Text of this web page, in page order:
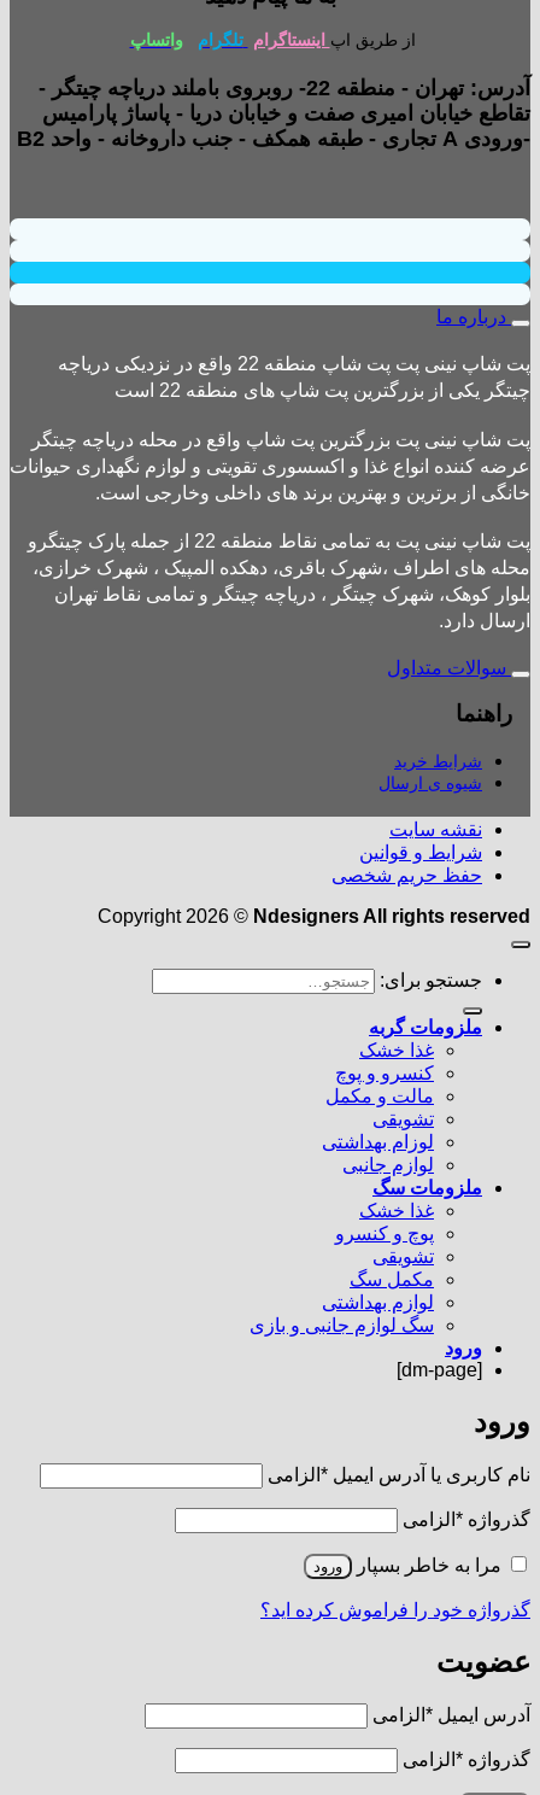
از طریق اپ اینستاگرام تلگرام واتساپ
آدرس: تهران - منطقه 22- روبروی باملند دریاچه چیتگر -
تقاطع خیابان امیری صفت و خیابان دریا - پاساژ پارامیس
-ورودی A تجاری - طبقه همکف - جنب داروخانه - واحد B2
درباره ما
پت شاپ نینی پت پت شاپ منطقه 22 واقع در نزدیکی دریاچه
چیتگر یکی از بزرگترین پت شاپ های منطقه 22 است
پت شاپ نینی پت بزرگترین پت شاپ واقع در محله دریاچه چیتگر
عرضه کننده انواع غذا و اکسسوری تقویتی و لوازم نگهداری حیوانات
خانگی از برترین و بهترین برند های داخلی وخارجی است.
پت شاپ نینی پت به تمامی نقاط منطقه 22 از جمله پارک چیتگرو
محله های اطراف ،شهرک باقری، دهکده المپیک ، شهرک خرازی،
بلوار کوهک، شهرک چیتگر ، دریاچه چیتگر و تمامی نقاط تهران
ارسال دارد.
سوالات متداول
راهنما
شرایط خرید
شیوه ی ارسال
نقشه سایت
شرایط و قوانین
حفظ حریم شخصی
Copyright 2026 © Ndesigners All rights reserved
جستجو برای:
ملزومات گربه
غذا خشک
کنسرو و پوچ
مالت و مکمل
تشویقی
لوزام بهداشتی
لوازم جانبی
ملزومات سگ
غذا خشک
پوچ و کنسرو
تشویقی
مکمل سگ
لوازم بهداشتی
سگ لوازم جانبی و بازی
ورود
[dm-page]
ورود
نام کاربری یا آدرس ایمیل * الزامی
گذرواژه * الزامی
مرا به خاطر بسپار ورود
گذرواژه خود را فراموش کرده اید؟
عضویت
آدرس ایمیل * الزامی
گذرواژه * الزامی